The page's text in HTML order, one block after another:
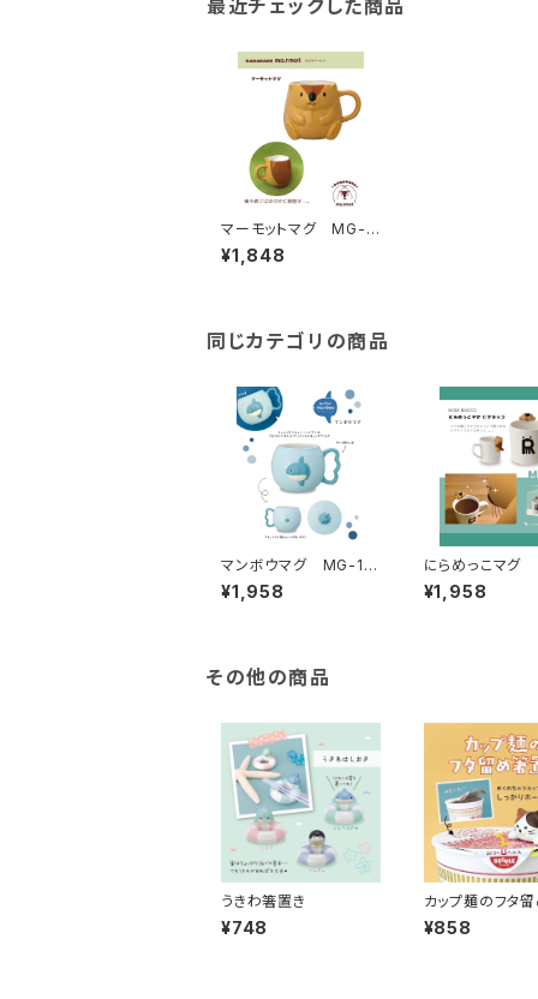
最近チェックした商品
マーモットマグ MG-9
5713
¥1,848
同じカテゴリの商品
マンボウマグ MG-16
884
¥1,958
にらめっこマグ
ッコ DHG-
¥1,958
その他の商品
うきわ箸置き
¥748
カップ麺のフタ
き
¥858